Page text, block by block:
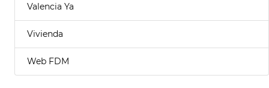
Valencia Ya
Vivienda
Web FDM